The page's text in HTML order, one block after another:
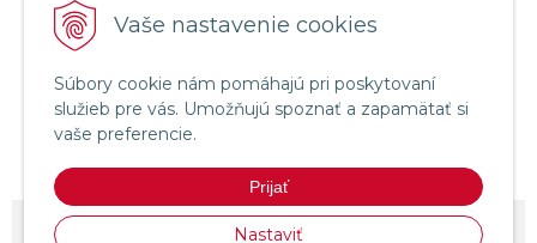
Vaše nastavenie cookies
Súbory cookie nám pomáhajú pri poskytovaní
služieb pre vás. Umožňujú spoznať a zapamätať si
vaše preferencie.
Prijať
Nastaviť
ZASLANIE OTÁZKY
OBCHODNÉ PODMIENKY
REKLAMAČNÝ PORIADOK
© 2026 KOH-I-NOOR HARDTMUTH SLOVENSKO • e-shop